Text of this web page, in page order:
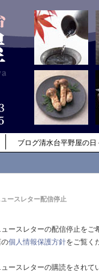
ブログ清水台平野屋の日
ュースレター配信停止
ュースレターの配信停止を
の個人情報保護方針をご覧く
ュースレターの購読をされ